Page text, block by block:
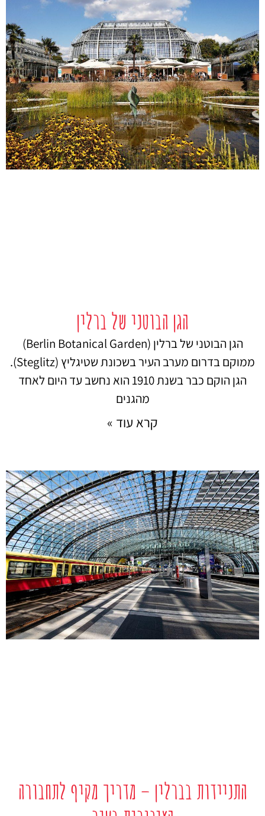
הגן הבוטני של ברלין
הגן הבוטני של ברלין (Berlin Botanical Garden)
ממוקם בדרום מערב העיר בשכונת שטיגליץ (Steglitz).
הגן הוקם כבר בשנת 1910 הוא נחשב עד היום לאחד
מהגנים
קרא עוד »
התניידות בברלין – מדריך מקיף לתחבורה